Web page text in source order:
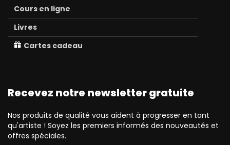
Cours en ligne
Livres
Cartes cadeau
Recevez notre newsletter gratuite
Nos produits de qualité vous aident à progresser en tant
qu'artiste ! Soyez les premiers informés des nouveautés et
offres spéciales.